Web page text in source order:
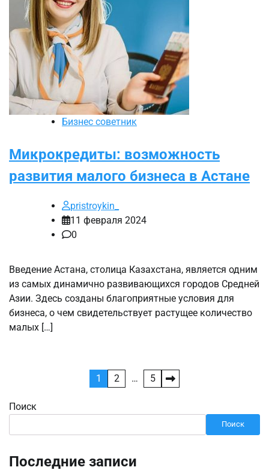
Бизнес советник
Микрокредиты: возможность
развития малого бизнеса в Астане
pristroykin_
11 февраля 2024
0
Введение Астана, столица Казахстана, является одним
из самых динамично развивающихся городов Средней
Азии. Здесь созданы благоприятные условия для
бизнеса, о чем свидетельствует растущее количество
малых […]
записей
1 2 … 5
Поиск
Поиск
Последние записи